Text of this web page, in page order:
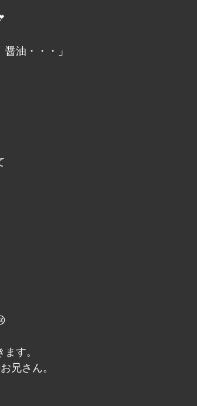
油・・・」
す。
兄さん。